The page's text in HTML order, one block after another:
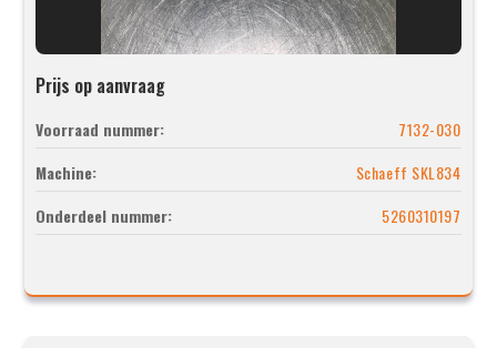
Prijs op aanvraag
Voorraad nummer:
7132-030
Machine:
Schaeff SKL834
Onderdeel nummer:
5260310197